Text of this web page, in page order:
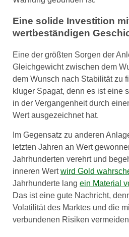
Eine solide Investition
wertbeständigen
Eine der größten Sorgen der
Gleichgewicht zwischen dem
dem Wunsch nach Stabilität zu
kluger Spagat, denn es ist eine
in der Vergangenheit durch
Wert ausgezeichnet hat.
Im Gegensatz zu anderen
letzten Jahren an Wert
Jahrhunderten verehrt und
inneren Wertwird Gold
Jahrhunderte lang ein Material
Das ist eine gute Nachricht,
Volatilität des Marktes und die
verbundenen Risiken